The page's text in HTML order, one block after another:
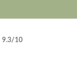
9.3/10